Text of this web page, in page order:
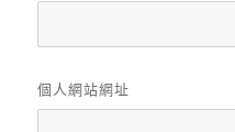
個人網站網址